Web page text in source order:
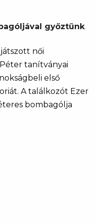
győztünk
női
tanítványai
első
A találkozót Ezer
bombagólja